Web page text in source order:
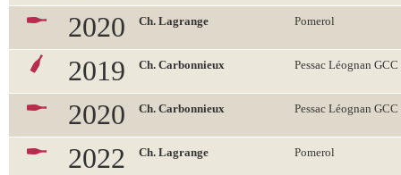
2020 Ch. Lagrange Pomerol
2019 Ch. Carbonnieux Pessac Léognan GCC
2020 Ch. Carbonnieux Pessac Léognan GCC
2022 Ch. Lagrange Pomerol